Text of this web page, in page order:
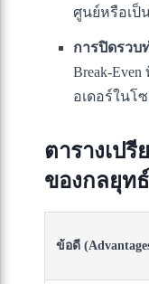
ศูนย์หรือเป็
การปิดรวบ
Break-
อเดอร์ในโ
ตารางเปรี
ของกลยุทธ์
ข้อดี